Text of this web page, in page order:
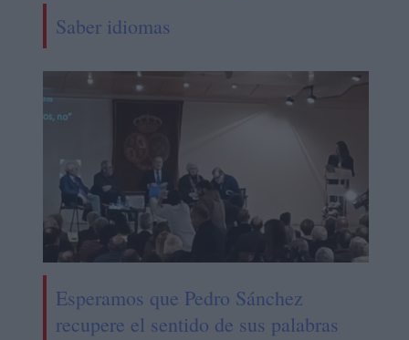
Saber idiomas
Esperamos que Pedro Sánchez
recupere el sentido de sus palabras